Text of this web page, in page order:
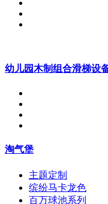
幼儿园木制组合滑梯设
淘气堡
主题定制
缤纷马卡龙色
百万球池系列